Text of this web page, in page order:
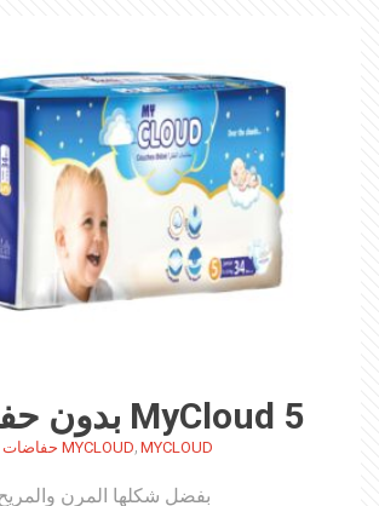
MyCloud 5 بدون حفاضات
MYCLOUD
,MYCLOUD حفاضات
بفضل شكلها المرن